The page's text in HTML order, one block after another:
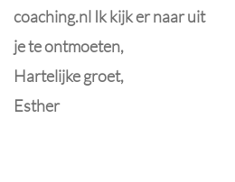
coaching.nl Ik kijk er naar uit
je te ontmoeten,
Hartelijke groet,
Esther